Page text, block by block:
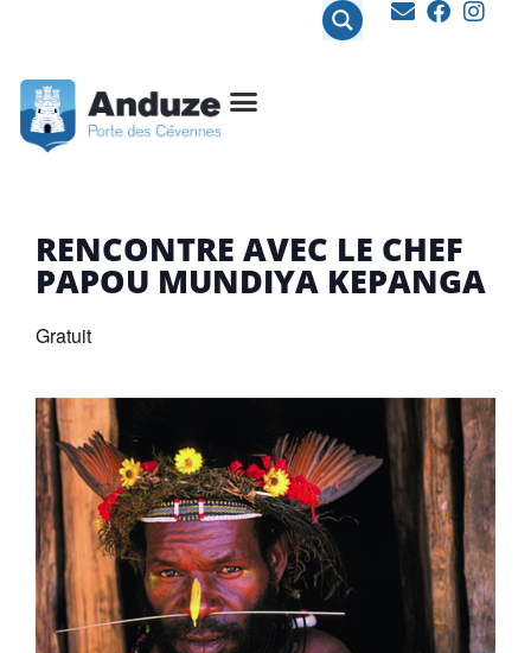
RENCONTRE AVEC LE CHEF
PAPOU MUNDIYA KEPANGA
Gratuit